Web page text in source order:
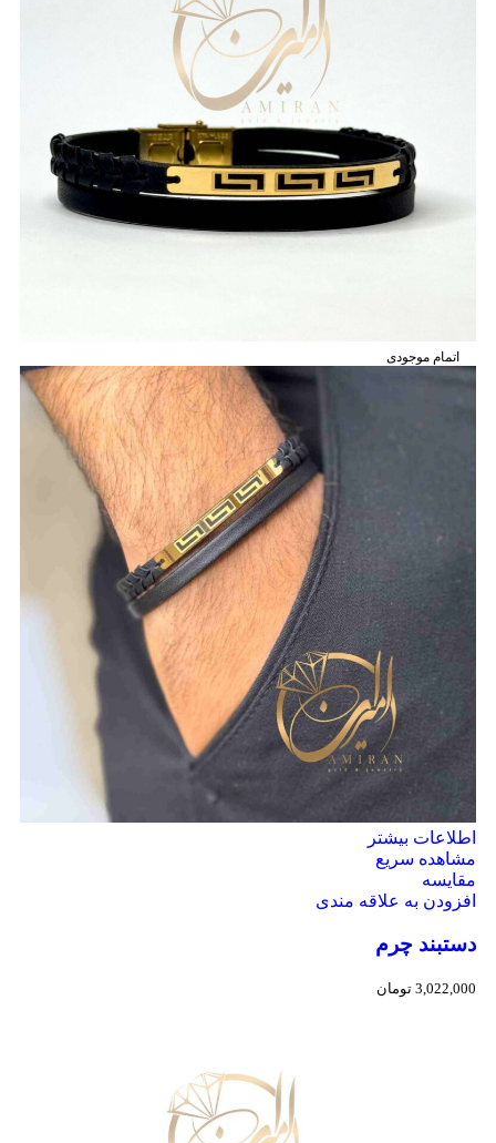
اتمام موجودی
اطلاعات بیشتر
مشاهده سریع
مقایسه
افزودن به علاقه مندی
دستبند چرم
3,022,000 تومان